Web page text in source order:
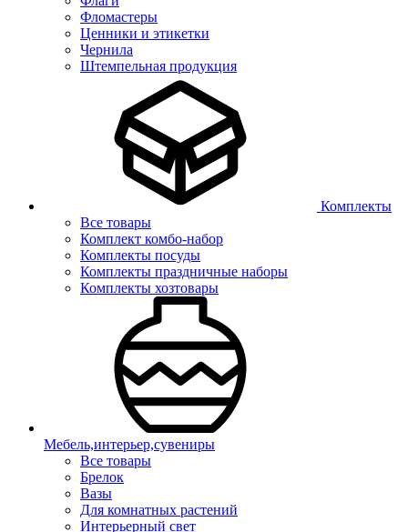
Фломастеры
Ценники и этикетки
Чернила
Штемпельная продукция
Комплекты
Все товары
Комплект комбо-набор
Комплекты посуды
Комплекты праздничные наборы
Комплекты хозтовары
Мебель,интерьер,сувениры
Все товары
Брелок
Вазы
Для комнатных растений
Интерьерный свет